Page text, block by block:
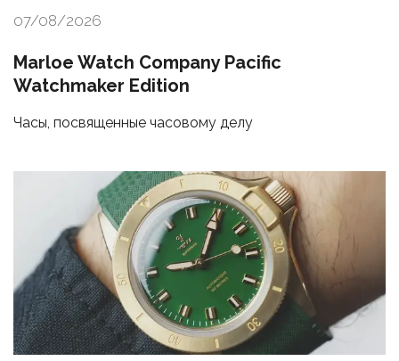
07/08/2026
Marloe Watch Company Pacific
Watchmaker Edition
Часы, посвященные часовому делу